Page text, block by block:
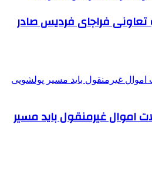
فراجای فردیس صادر
اموال غیرمنقول باید مسیر